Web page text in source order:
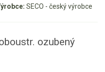
SECO - český výrobce
ozubený